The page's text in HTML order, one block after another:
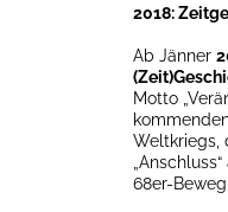
2018:
Ab Jänner
Motto
Weltkriegs,
68er-